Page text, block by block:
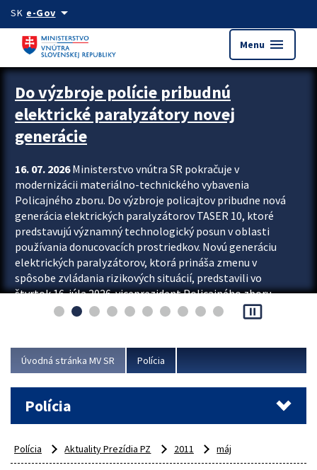
Preskocit na hlavný obsah
SK e-Govarrow_drop_down
Menu menu
Zastavit automatický posun upútavok
Do výzbroje polície pribudnú
elektrické paralyzátory novej
generácie
16. 07. 2026Ministerstvo vnútra SR pokračuje v
modernizácii materiálno-technického vybavenia
Policajného zboru. Do výzbroje policajtov pribudne nová
generácia elektrických paralyzátorov TASER 10, ktoré
predstavujú významný technologický posun v oblasti
používania donucovacích prostriedkov. Novú generáciu
elektrických paralyzátorov, ktorá prináša zmenu v
spôsobe zvládania rizikových situácií, predstavili vo
štvrtok 16. júla 2026 viceprezident Policajného zboru
Rastislav Polakovič a riaditeľ odboru výcviku...
pause_presentation
Úvodná stránka MV SR Polícia
Polícia
Polícia Aktuality Prezídia PZ 2011 máj